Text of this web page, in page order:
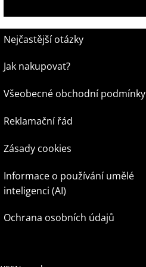
Nejčastější otázky
Jak nakupovat?
Všeobecné obchodní podmínky
Reklamační řád
Zásady cookies
Informace o používání umělé
inteligenci (AI)
Ochrana osobních údajů